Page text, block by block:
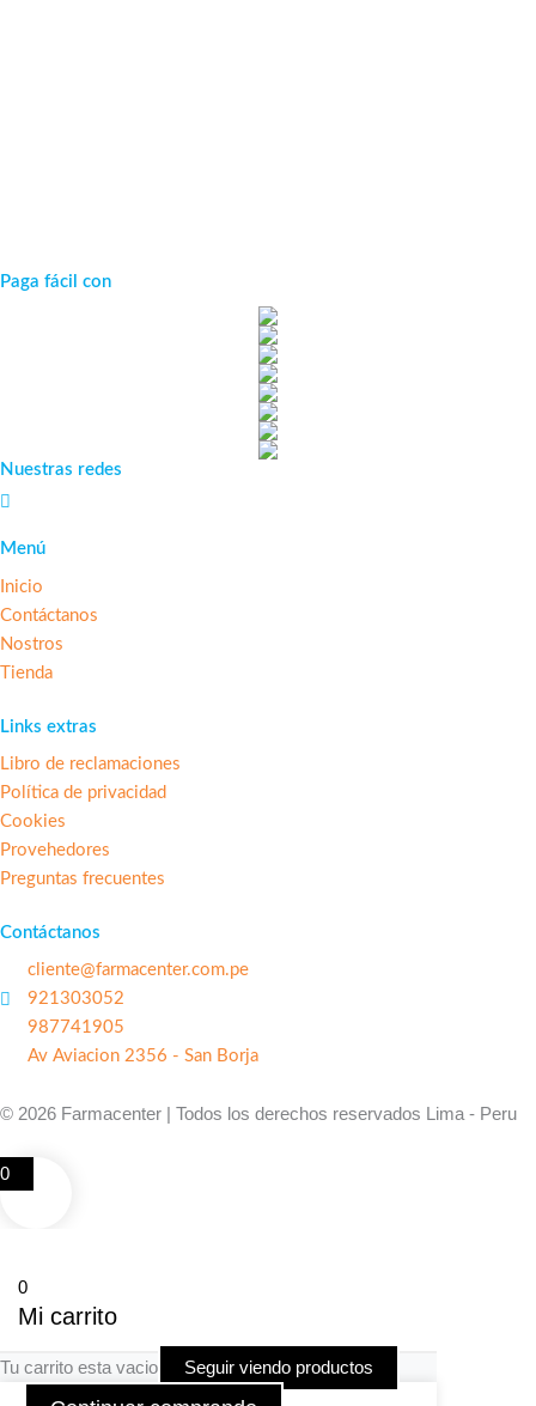
Paga fácil con
Nuestras redes
Menú
Inicio
Contáctanos
Nostros
Tienda
Links extras
Libro de reclamaciones
Política de privacidad
Cookies
Provehedores
Preguntas frecuentes
Contáctanos
cliente@farmacenter.com.pe
921303052
987741905
Av Aviacion 2356 - San Borja
© 2026 Farmacenter | Todos los derechos reservados Lima - Peru
0
0
Mi carrito
Tu carrito esta vacio Seguir viendo productos